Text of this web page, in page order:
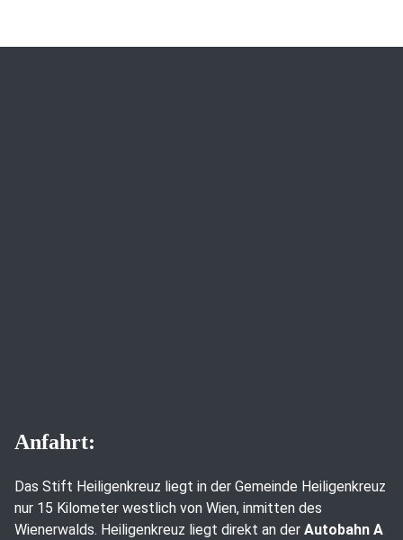
Anfahrt:
Das Stift Heiligenkreuz liegt in der Gemeinde Heiligenkreuz
nur 15 Kilometer westlich von Wien, inmitten des
Wienerwalds. Heiligenkreuz liegt direkt an der Autobahn A